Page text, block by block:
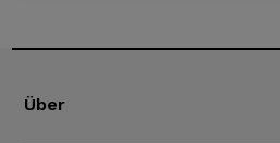
Über